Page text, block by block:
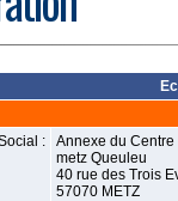
:
Annexe du
metz Queuleu
40 rue des Trois
57070 METZ